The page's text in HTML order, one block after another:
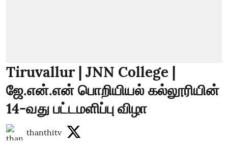
Tiruvallur | JNN College |
ஜே.என்.என் பொறியியல் கல்லூரியின்
14-வது பட்டமளிப்பு விழா
thanthitv